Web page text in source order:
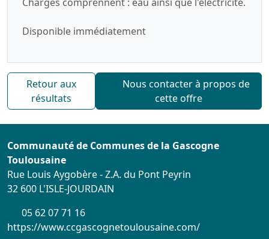
Disponible immédiatement
Retour aux
résultats
Nous contacter à propos de
cette offre
Communauté de Communes de la Gascogne
Toulousaine
Rue Louis Aygobère - Z.A. du Pont Peyrin
32 600 L'ISLE-JOURDAIN
05 62 07 71 16
https://www.ccgascognetoulousaine.com/